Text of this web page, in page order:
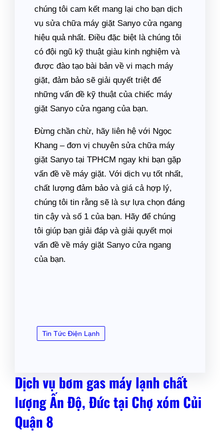
chúng tôi cam kết mang lại cho bạn dịch
vụ sửa chữa máy giặt Sanyo cửa ngang
hiệu quả nhất. Điều đặc biệt là chúng tôi
có đội ngũ kỹ thuật giàu kinh nghiệm và
được đào tạo bài bản về vi mạch máy
giặt, đảm bảo sẽ giải quyết triệt để
những vấn đề kỹ thuật của chiếc máy
giặt Sanyo cửa ngang của bạn.
Đừng chần chừ, hãy liên hệ với Ngọc
Khang – đơn vị chuyên sửa chữa máy
giặt Sanyo tại TPHCM ngay khi bạn gặp
vấn đề về máy giặt. Với dịch vụ tốt nhất,
chất lượng đảm bảo và giá cả hợp lý,
chúng tôi tin rằng sẽ là sự lựa chọn đáng
tin cậy và số 1 của bạn. Hãy để chúng
tôi giúp bạn giải đáp và giải quyết mọi
vấn đề về máy giặt Sanyo cửa ngang
của bạn.
Tin Tức Điện Lạnh
Dịch vụ bơm gas máy lạnh chất
lượng Ấn Độ, Đức tại Chợ xóm Củi
Quận 8